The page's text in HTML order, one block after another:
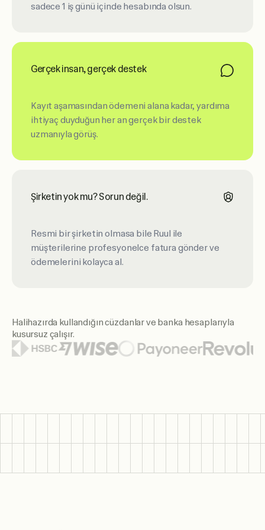
Gerçek insan, gerçek destek
Kayıt aşamasından ödemeni alana kadar, yardıma
ihtiyaç duyduğun her an gerçek bir destek
uzmanıyla görüş.
Şirketin yok mu? Sorun değil.
Resmi bir şirketin olmasa bile Ruul ile
müşterilerine profesyonelce fatura gönder ve
ödemelerini kolayca al.
sadece 1 iş günü içinde hesabında olsun.
Halihazırda kullandığın cüzdanlar ve banka hesaplarıyla
kusursuz çalışır.